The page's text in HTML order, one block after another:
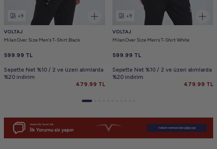
+9
VOLTAJ
Milan Over Size Men's T-Shirt Black
599.99 TL
Sepette Net %10 / 2 ve üzeri alımlarda
%20 indirim
479.99 TL
+9
VOLTAJ
Milan Over Size Men's T-Shirt White
599.99 TL
Sepette Net %10 / 2 ve üzeri alımlarda
%20 indirim
479.99 TL